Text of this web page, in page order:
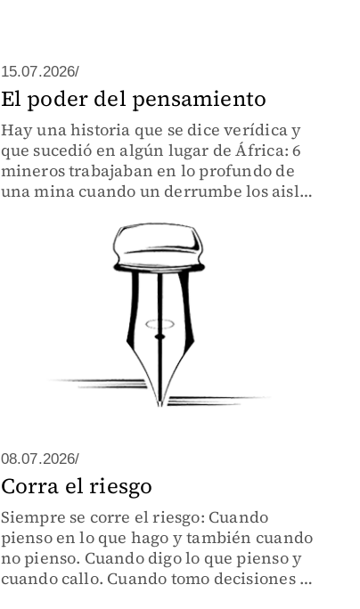
15.07.2026/
El poder del pensamiento
Hay una historia que se dice verídica y
que sucedió en algún lugar de África: 6
mineros trabajaban en lo profundo de
una mina cuando un derrumbe los aisló
08.07.2026/
Corra el riesgo
Siempre se corre el riesgo: Cuando
pienso en lo que hago y también cuando
no pienso. Cuando digo lo que pienso y
cuando callo. Cuando tomo decisiones y